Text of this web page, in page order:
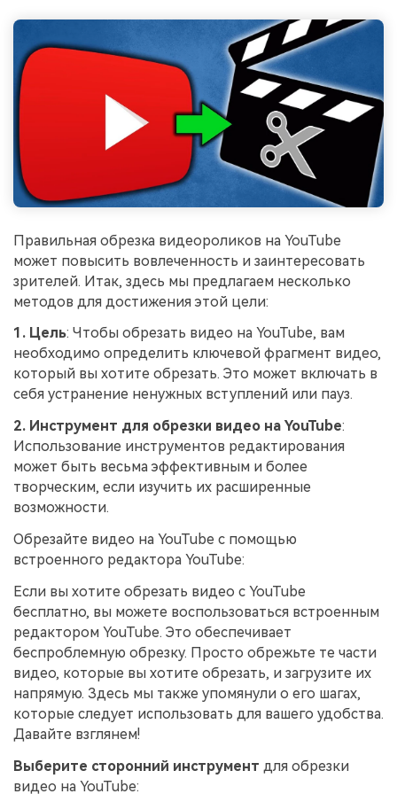
Правильная обрезка видеороликов на YouTube
может повысить вовлеченность и заинтересовать
зрителей. Итак, здесь мы предлагаем несколько
методов для достижения этой цели:
1. Цель: Чтобы обрезать видео на YouTube, вам
необходимо определить ключевой фрагмент видео,
который вы хотите обрезать. Это может включать в
себя устранение ненужных вступлений или пауз.
2. Инструмент для обрезки видео на YouTube:
Использование инструментов редактирования
может быть весьма эффективным и более
творческим, если изучить их расширенные
возможности.
Обрезайте видео на YouTube с помощью
встроенного редактора YouTube:
Если вы хотите обрезать видео с YouTube
бесплатно, вы можете воспользоваться встроенным
редактором YouTube. Это обеспечивает
беспроблемную обрезку. Просто обрежьте те части
видео, которые вы хотите обрезать, и загрузите их
напрямую. Здесь мы также упомянули о его шагах,
которые следует использовать для вашего удобства.
Давайте взглянем!
Выберите сторонний инструмент для обрезки
видео на YouTube: